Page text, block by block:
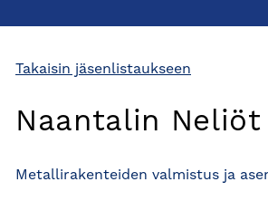
Takaisin jäsenlistaukseen
Naantalin Neliöt
Metallirakenteiden valmistus ja